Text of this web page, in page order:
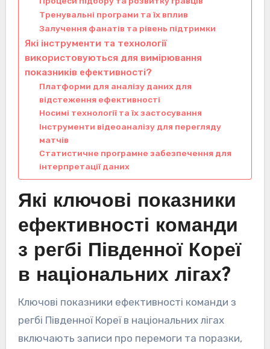
Тренувальні програми та їх вплив
Залучення фанатів та рівень підтримки
Які інструменти та технології
використовуються для вимірювання
показників ефективності?
Платформи для аналізу даних для
відстеження ефективності
Носимі технології та їх застосування
Інструменти відеоаналізу для перегляду
матчів
Статистичне програмне забезпечення для
інтерпретації даних
Які ключові показники
ефективності команди
з регбі Південної Кореї
в національних лігах?
Ключові показники ефективності команди з
регбі Південної Кореї в національних лігах
включають записи про перемоги та поразки,